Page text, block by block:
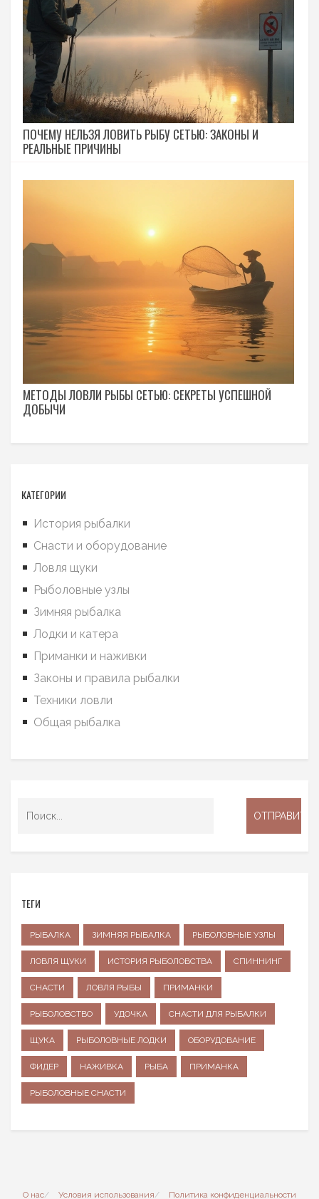
ПОЧЕМУ НЕЛЬЗЯ ЛОВИТЬ РЫБУ СЕТЬЮ: ЗАКОНЫ И
РЕАЛЬНЫЕ ПРИЧИНЫ
МЕТОДЫ ЛОВЛИ РЫБЫ СЕТЬЮ: СЕКРЕТЫ УСПЕШНОЙ
ДОБЫЧИ
КАТЕГОРИИ
История рыбалки
Снасти и оборудование
Ловля щуки
Рыболовные узлы
Зимняя рыбалка
Лодки и катера
Приманки и наживки
Законы и правила рыбалки
Техники ловли
Общая рыбалка
ТЕГИ
РЫБАЛКА ЗИМНЯЯ РЫБАЛКА РЫБОЛОВНЫЕ УЗЛЫ
ЛОВЛЯ ЩУКИ ИСТОРИЯ РЫБОЛОВСТВА СПИННИНГ
СНАСТИ ЛОВЛЯ РЫБЫ ПРИМАНКИ
РЫБОЛОВСТВО УДОЧКА СНАСТИ ДЛЯ РЫБАЛКИ
ЩУКА РЫБОЛОВНЫЕ ЛОДКИ ОБОРУДОВАНИЕ
ФИДЕР НАЖИВКА РЫБА ПРИМАНКА
РЫБОЛОВНЫЕ СНАСТИ
О нас Условия использования Политика конфиденциальности